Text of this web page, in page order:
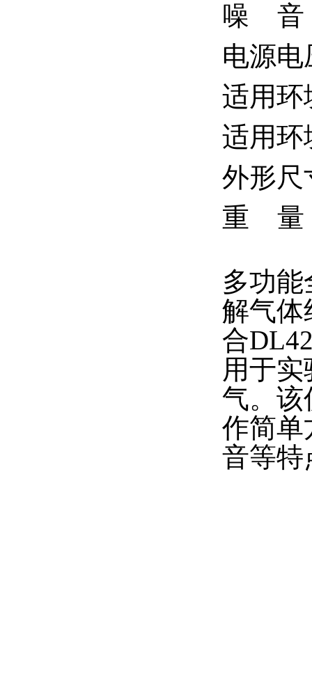
噪 音
电源电
适用
适用环
外形尺
重 量
多功能
解气体
合
用于
气。该
作简单
音等特